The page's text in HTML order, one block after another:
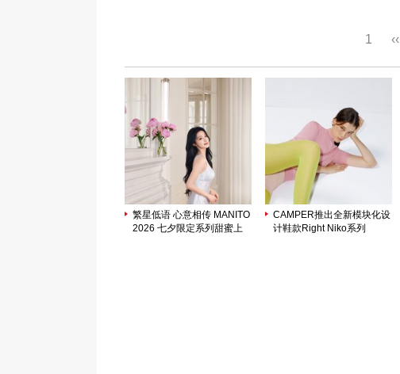
1 ‹‹
繁星低语 心意相传 MANITO
2026 七夕限定系列甜蜜上
CAMPER推出全新模块化设
计鞋款Right Niko系列